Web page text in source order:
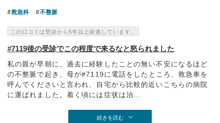
救急科 不整脈
この口コミは受診から5年以上経過しています。
#7119後の受診でこの程度で来るなと怒られました
私の親が早朝に、過去に経験したことの無い不安になるほど
の不整脈で起き、母が#7119に電話をしたところ、救急車を
呼んでくださいと言われ、自宅から比較的近いこちらの病院
に運ばれました。着く頃には症状は治...
続きを読む